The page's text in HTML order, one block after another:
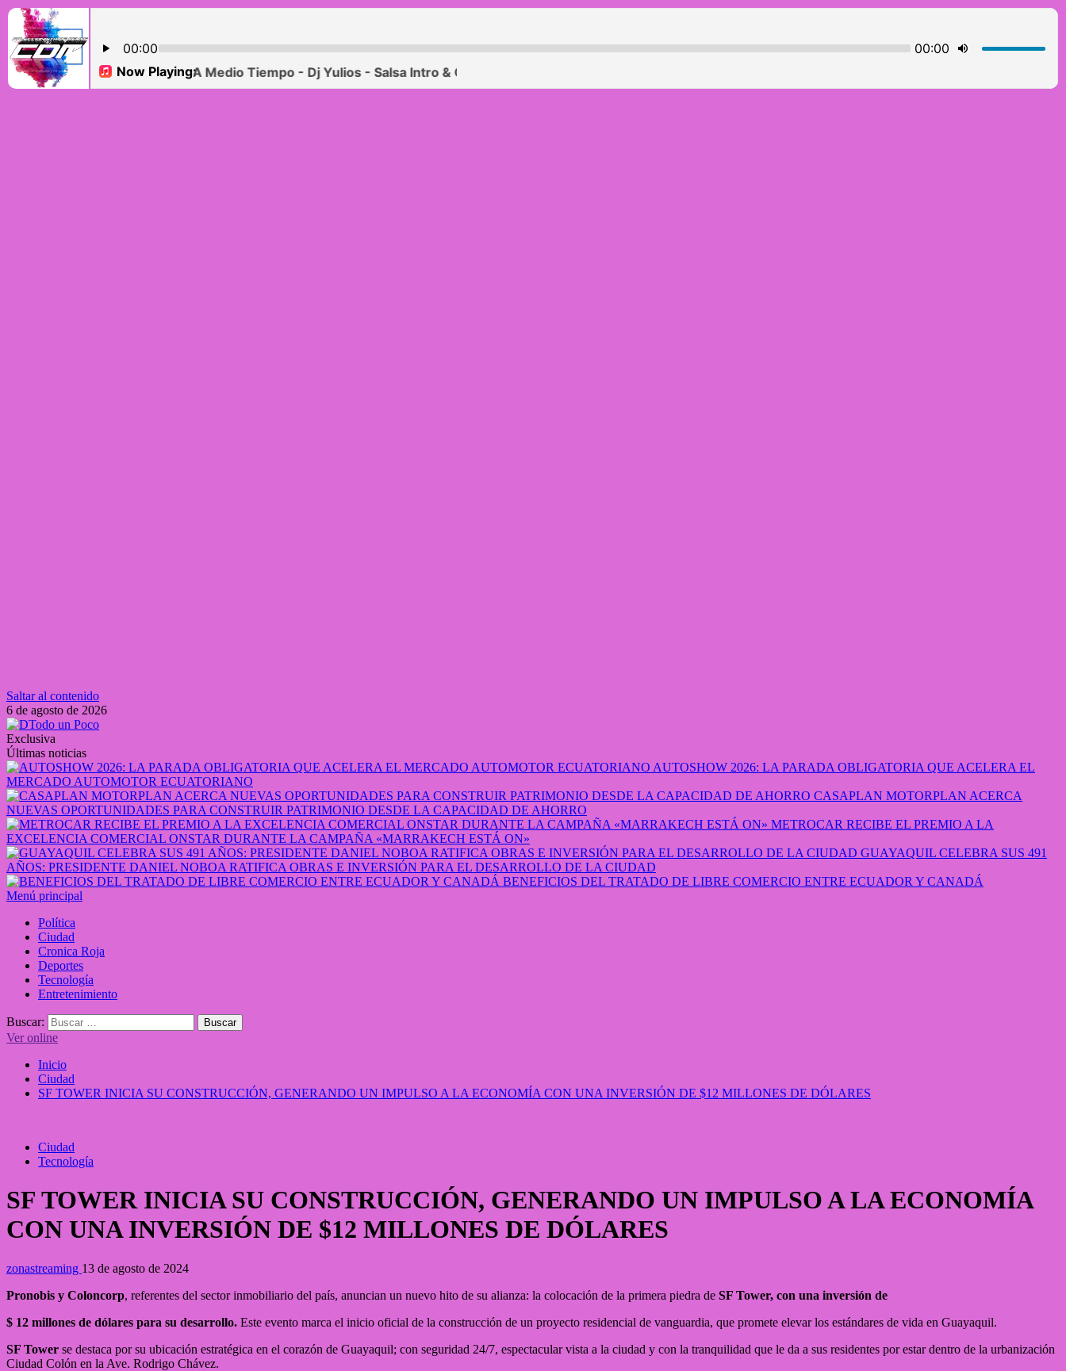
Saltar al contenido
6 de agosto de 2026
Exclusiva
Últimas noticias
AUTOSHOW 2026: LA PARADA OBLIGATORIA QUE ACELERA EL
MERCADO AUTOMOTOR ECUATORIANO
CASAPLAN MOTORPLAN ACERCA
NUEVAS OPORTUNIDADES PARA CONSTRUIR PATRIMONIO DESDE LA CAPACIDAD DE AHORRO
METROCAR RECIBE EL PREMIO A LA
EXCELENCIA COMERCIAL ONSTAR DURANTE LA CAMPAÑA «MARRAKECH ESTÁ ON»
GUAYAQUIL CELEBRA SUS 491
AÑOS: PRESIDENTE DANIEL NOBOA RATIFICA OBRAS E INVERSIÓN PARA EL DESARROLLO DE LA CIUDAD
BENEFICIOS DEL TRATADO DE LIBRE COMERCIO ENTRE ECUADOR Y CANADÁ
Menú principal
Política
Ciudad
Cronica Roja
Deportes
Tecnología
Entretenimiento
Buscar:
Ver online
Inicio
Ciudad
SF TOWER INICIA SU CONSTRUCCIÓN, GENERANDO UN IMPULSO A LA ECONOMÍA CON UNA INVERSIÓN DE $12 MILLONES DE DÓLARES
Ciudad
Tecnología
SF TOWER INICIA SU CONSTRUCCIÓN, GENERANDO UN IMPULSO A LA ECONOMÍA
CON UNA INVERSIÓN DE $12 MILLONES DE DÓLARES
zonastreaming 13 de agosto de 2024
Pronobis y Coloncorp, referentes del sector inmobiliario del país, anuncian un nuevo hito de su alianza: la colocación de la primera piedra de SF Tower, con una inversión de
$ 12 millones de dólares para su desarrollo. Este evento marca el inicio oficial de la construcción de un proyecto residencial de vanguardia, que promete elevar los estándares de vida en Guayaquil.
SF Tower se destaca por su ubicación estratégica en el corazón de Guayaquil; con seguridad 24/7, espectacular vista a la ciudad y con la tranquilidad que le da a sus residentes por estar dentro de la urbanización
Ciudad Colón en la Ave. Rodrigo Chávez.